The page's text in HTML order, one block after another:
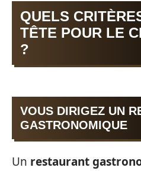
QUELS
TÊTE POUR LE
?
VOUS DIRIGEZ UN
GASTRONOMIQUE
Un restaurant